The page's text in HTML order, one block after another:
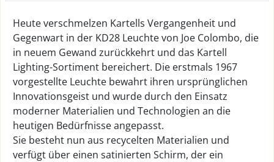
Heute verschmelzen Kartells Vergangenheit und
Gegenwart in der KD28 Leuchte von Joe Colombo, die
in neuem Gewand zurückkehrt und das Kartell
Lighting-Sortiment bereichert. Die erstmals 1967
vorgestellte Leuchte bewahrt ihren ursprünglichen
Innovationsgeist und wurde durch den Einsatz
moderner Materialien und Technologien an die
heutigen Bedürfnisse angepasst.
Sie besteht nun aus recycelten Materialien und
verfügt über einen satinierten Schirm, der ein